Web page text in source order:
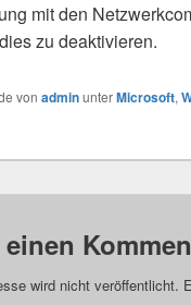
mit den
zu deaktivieren.
von adminunterMicrosoft,
wird nicht veröffentlicht.